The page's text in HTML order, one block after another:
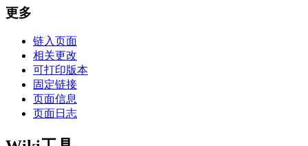
更多
链入页面
相关更改
可打印版本
固定链接
页面信息
页面日志